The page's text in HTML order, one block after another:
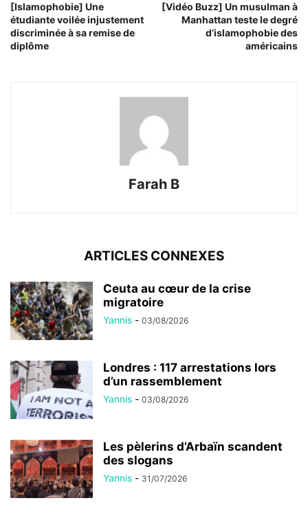
[Islamophobie] Une
étudiante voilée injustement
discriminée à sa remise de
diplôme
[Vidéo Buzz] Un musulman à
Manhattan teste le degré
d’islamophobie des
américains
Farah B
ARTICLES CONNEXES
Ceuta au cœur de la crise
migratoire
Yannis - 03/08/2026
Londres : 117 arrestations lors
d’un rassemblement
Yannis - 03/08/2026
Les pèlerins d’Arbaïn scandent
des slogans
Yannis - 31/07/2026